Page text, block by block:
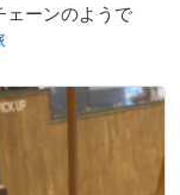
ェーンのようで